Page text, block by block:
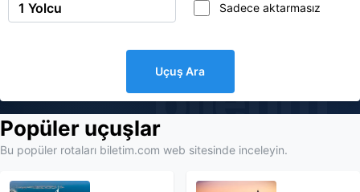
biletim
Sadece aktarmasız
Uçuş Ara
Popüler uçuşlar
Bu popüler rotaları biletim.com web sitesinde inceleyin.